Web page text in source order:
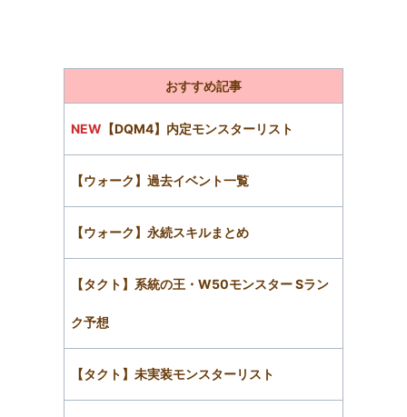
おすすめ記事
NEW 【DQM4】内定モンスターリスト
【ウォーク】過去イベント一覧
【ウォーク】永続スキルまとめ
【タクト】系統の王・W50モンスター Sラン
ク予想
【タクト】未実装モンスターリスト